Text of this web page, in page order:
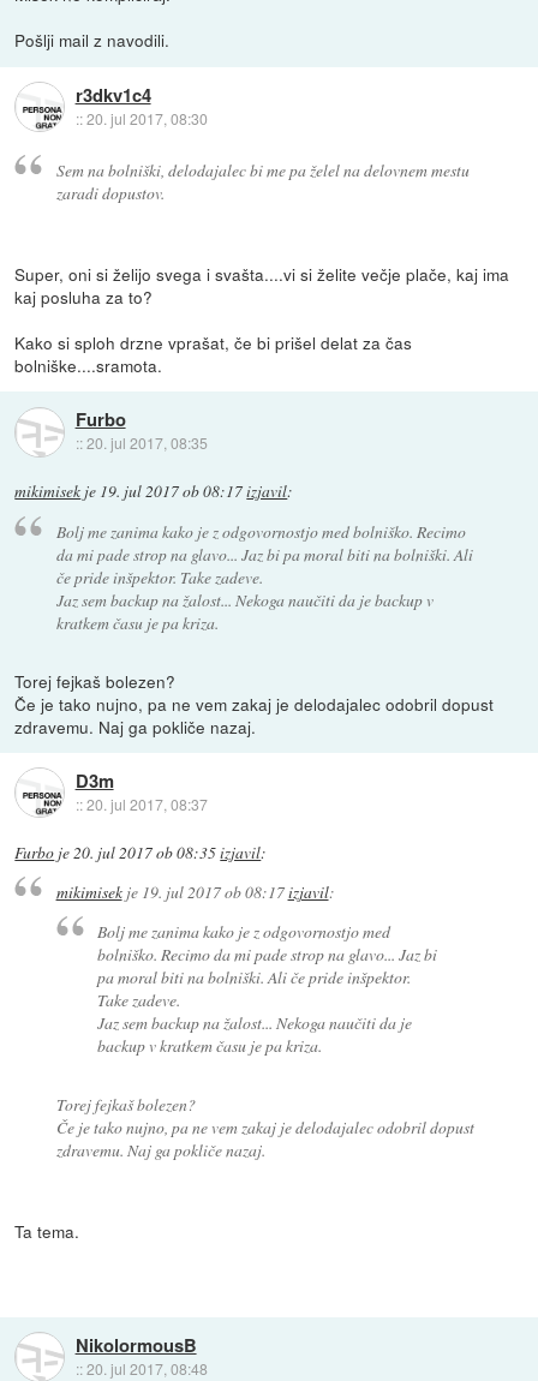
Pošlji mail z navodili.
r3dkv1c4
::20. jul 2017, 08:30
Sem na bolniški, delodajalec bi me pa želel na delovnem mestu
zaradi dopustov.
Super, oni si želijo svega i svašta....vi si želite večje plače, kaj ima
kaj posluha za to?
Kako si sploh drzne vprašat, če bi prišel delat za čas
bolniške....sramota.
Furbo
::20. jul 2017, 08:35
mikimisek je 19. jul 2017 ob 08:17izjavil:
Bolj me zanima kako je z odgovornostjo med bolniško. Recimo
da mi pade strop na glavo... Jaz bi pa moral biti na bolniški. Ali
če pride inšpektor. Take zadeve.
Jaz sem backup na žalost... Nekoga naučiti da je backup v
kratkem času je pa kriza.
Torej fejkaš bolezen?
Če je tako nujno, pa ne vem zakaj je delodajalec odobril dopust
zdravemu. Naj ga pokliče nazaj.
D3m
::20. jul 2017, 08:37
Furbo je 20. jul 2017 ob 08:35izjavil:
mikimisekje 19. jul 2017 ob 08:17izjavil:
Bolj me zanima kako je z odgovornostjo med
bolniško. Recimo da mi pade strop na glavo... Jaz bi
pa moral biti na bolniški. Ali če pride inšpektor.
Take zadeve.
Jaz sem backup na žalost... Nekoga naučiti da je
backup v kratkem času je pa kriza.
Torej fejkaš bolezen?
Če je tako nujno, pa ne vem zakaj je delodajalec odobril dopust
zdravemu. Naj ga pokliče nazaj.
Ta tema.
NikolormousB
::20. jul 2017, 08:48